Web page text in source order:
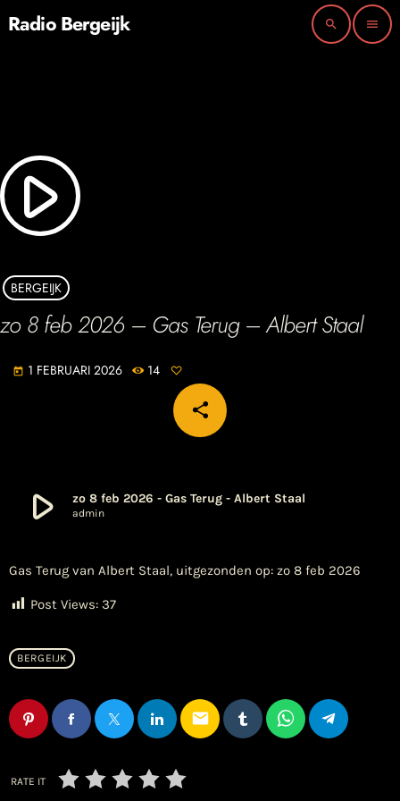
Radio Bergeijk search menu
play_arrow
BERGEIJK
zo 8 feb 2026 – Gas Terug – Albert Staal
today 1 FEBRUARI 2026 14
share
email
play_arrow zo 8 feb 2026 - Gas Terug - Albert Staal
admin
Gas Terug van Albert Staal, uitgezonden op: zo 8 feb 2026
Post Views: 37
BERGEIJK
email
RATE IT